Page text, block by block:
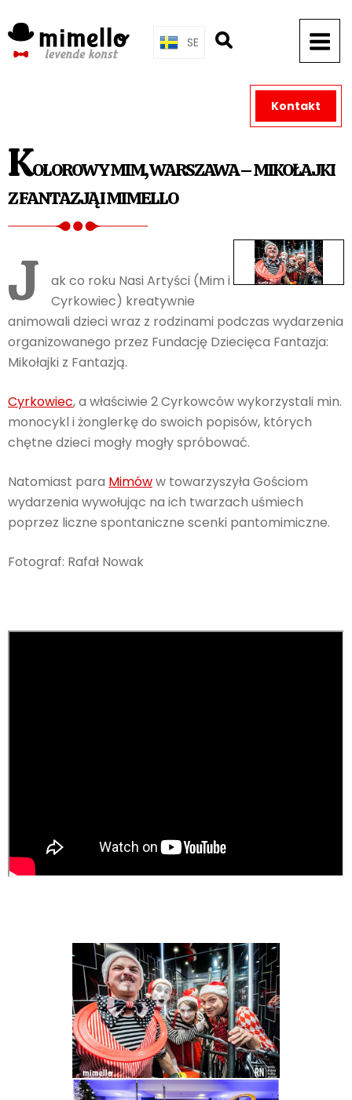
to
content
SE
KOLOROWY MIM, WARSZAWA – MIKOŁAJKI
Z FANTAZJĄ I MIMELLO
J
ak co roku Nasi Artyści (Mim i
Cyrkowiec) kreatywnie
animowali dzieci wraz z rodzinami podczas wydarzenia
organizowanego przez Fundację Dziecięca Fantazja:
Mikołajki z Fantazją.
Cyrkowiec, a właściwie 2 Cyrkowców wykorzystali min.
monocykl i żonglerkę do swoich popisów, których
chętne dzieci mogły mogły spróbować.
Natomiast para Mimóww towarzyszyła Gościom
wydarzenia wywołując na ich twarzach uśmiech
poprzez liczne spontaniczne scenki pantomimiczne.
Fotograf: Rafał Nowak
Kontakt